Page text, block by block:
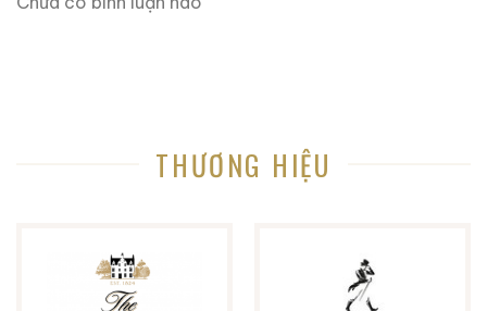
kỳ mở rộng mạnh mẽ cuối thập niên 1960. Spirit thời
Giàu ester trái cây
1963 Benrinnes 14 Year Old vì thế đại diện cho một
phong cách cổ điển mà ngày nay gần như không còn
THƯƠNG HIỆU